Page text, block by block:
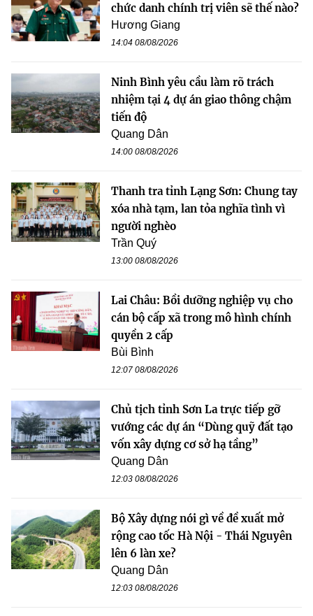
chức danh chính trị viên sẽ thế nào?
Hương Giang
14:04 08/08/2026
Ninh Bình yêu cầu làm rõ trách
nhiệm tại 4 dự án giao thông chậm
tiến độ
Quang Dân
14:00 08/08/2026
Thanh tra tỉnh Lạng Sơn: Chung tay
xóa nhà tạm, lan tỏa nghĩa tình vì
người nghèo
Trần Quý
13:00 08/08/2026
Lai Châu: Bồi dưỡng nghiệp vụ cho
cán bộ cấp xã trong mô hình chính
quyền 2 cấp
Bùi Bình
12:07 08/08/2026
Chủ tịch tỉnh Sơn La trực tiếp gỡ
vướng các dự án “Dùng quỹ đất tạo
vốn xây dựng cơ sở hạ tầng”
Quang Dân
12:03 08/08/2026
Bộ Xây dựng nói gì về đề xuất mở
rộng cao tốc Hà Nội - Thái Nguyên
lên 6 làn xe?
Quang Dân
12:03 08/08/2026